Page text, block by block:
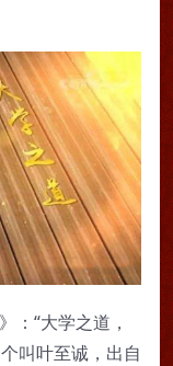
：“大学之道，
叫叶至诚，出自